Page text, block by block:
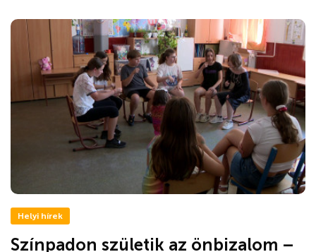
Helyi hírek
Színpadon születik az önbizalom –